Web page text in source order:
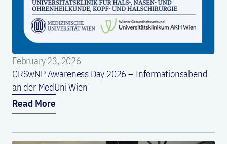
February 23, 2026
CRSwNP Awareness Day 2026 – Informationsabend
an der MedUni Wien
Read More